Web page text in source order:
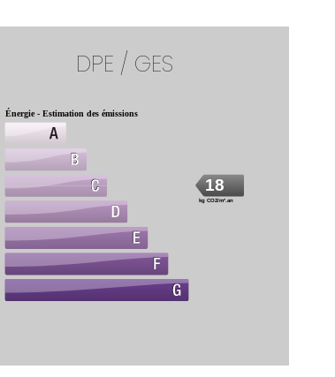
DPE / GES
Énergie - Estimation des émissions
18
kg CO2/m².an